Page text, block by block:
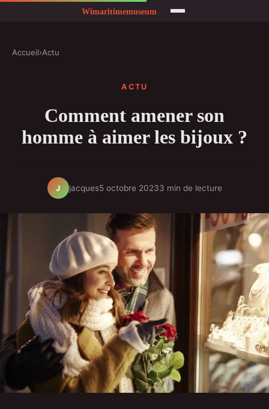
Accueil›Actu
ACTU
Comment amener son
homme à aimer les bijoux ?
J jacques5 octobre 20233 min de lecture